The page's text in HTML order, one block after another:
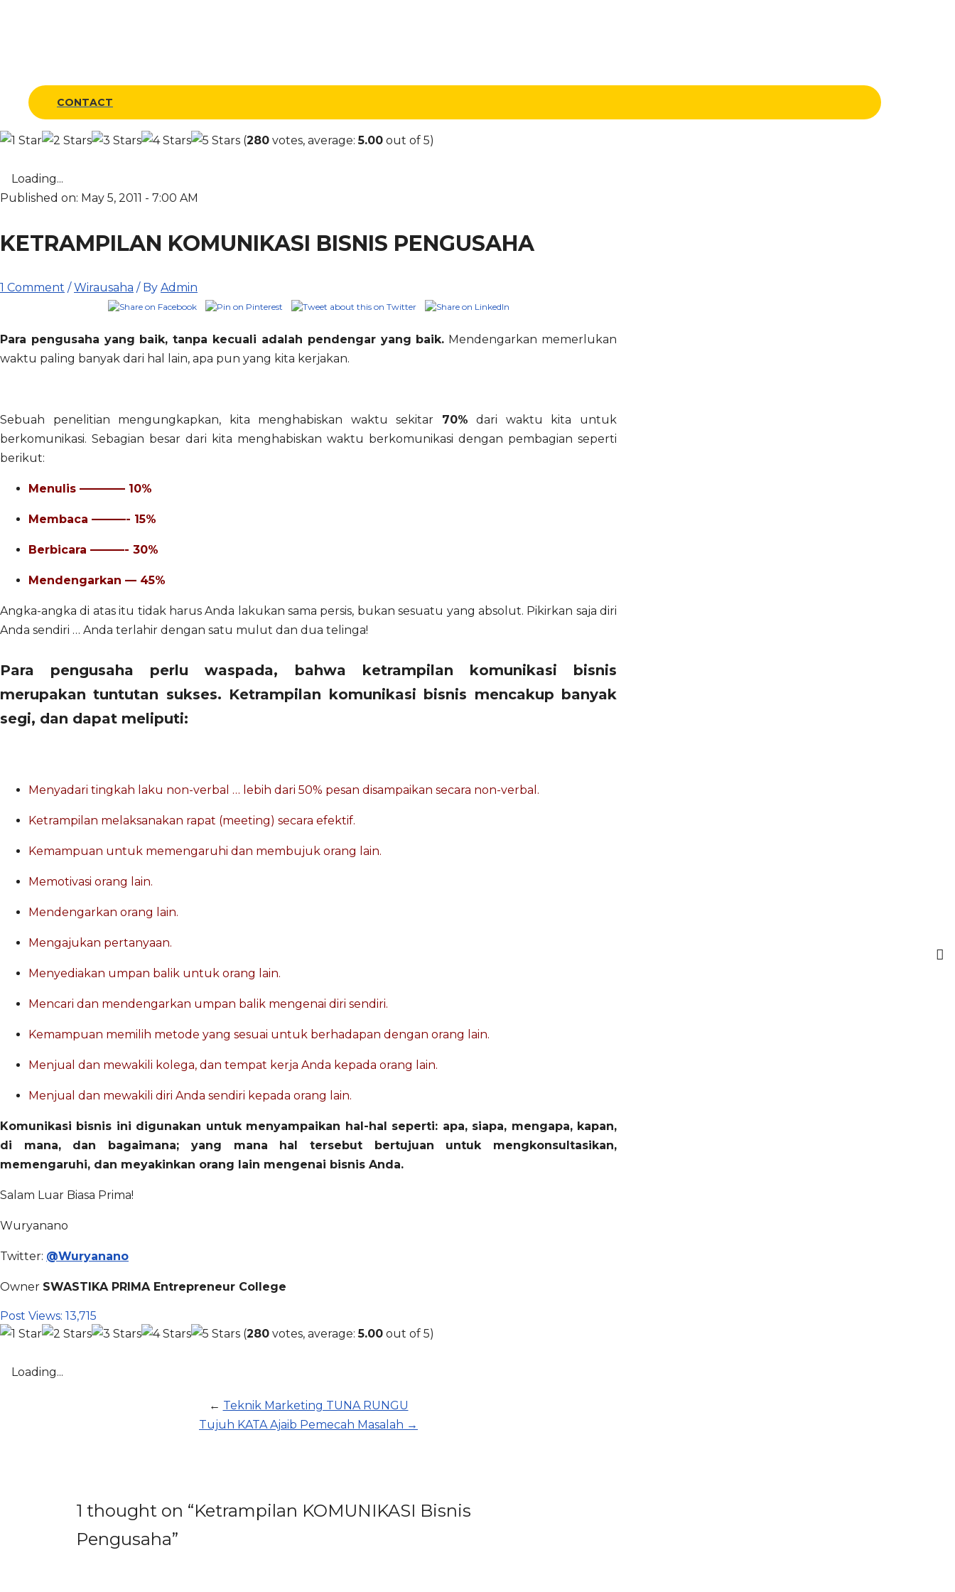
CONTACT
(280 votes, average:5.00 out of 5)
Loading...
Published on: May 5, 2011 - 7:00 AM
KETRAMPILAN KOMUNIKASI BISNIS PENGUSAHA
1 Comment /Wirausaha / By Admin
Para pengusaha yang baik, tanpa kecuali adalah pendengar yang baik. Mendengarkan memerlukan
waktu paling banyak dari hal lain, apa pun yang kita kerjakan.
Sebuah penelitian mengungkapkan, kita menghabiskan waktu sekitar 70% dari waktu kita untuk
berkomunikasi. Sebagian besar dari kita menghabiskan waktu berkomunikasi dengan pembagian seperti
berikut:
Menulis ———— 10%
Membaca ———- 15%
Berbicara ———- 30%
Mendengarkan — 45%
Angka-angka di atas itu tidak harus Anda lakukan sama persis, bukan sesuatu yang absolut. Pikirkan saja diri
Anda sendiri … Anda terlahir dengan satu mulut dan dua telinga!
Para pengusaha perlu waspada, bahwa ketrampilan komunikasi bisnis
merupakan tuntutan sukses. Ketrampilan komunikasi bisnis mencakup banyak
segi, dan dapat meliputi:
Menyadari tingkah laku non-verbal … lebih dari 50% pesan disampaikan secara non-verbal.
Ketrampilan melaksanakan rapat (meeting) secara efektif.
Kemampuan untuk memengaruhi dan membujuk orang lain.
Memotivasi orang lain.
Mendengarkan orang lain.
Mengajukan pertanyaan.
Menyediakan umpan balik untuk orang lain.
Mencari dan mendengarkan umpan balik mengenai diri sendiri.
Kemampuan memilih metode yang sesuai untuk berhadapan dengan orang lain.
Menjual dan mewakili kolega, dan tempat kerja Anda kepada orang lain.
Menjual dan mewakili diri Anda sendiri kepada orang lain.
Komunikasi bisnis ini digunakan untuk menyampaikan hal-hal seperti: apa, siapa, mengapa, kapan,
di mana, dan bagaimana; yang mana hal tersebut bertujuan untuk mengkonsultasikan,
memengaruhi, dan meyakinkan orang lain mengenai bisnis Anda.
Salam Luar Biasa Prima!
Wuryanano
Twitter: @Wuryanano
Owner SWASTIKA PRIMA Entrepreneur College
Post Views: 13,715
(280 votes, average:5.00 out of 5)
Loading...
← Teknik Marketing TUNA RUNGU
Tujuh KATA Ajaib Pemecah Masalah →
1 thought on “Ketrampilan KOMUNIKASI Bisnis
Pengusaha”